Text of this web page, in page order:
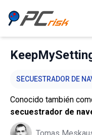
SECUESTRADOR DE
Conocido también
secuestrador de
Tomas